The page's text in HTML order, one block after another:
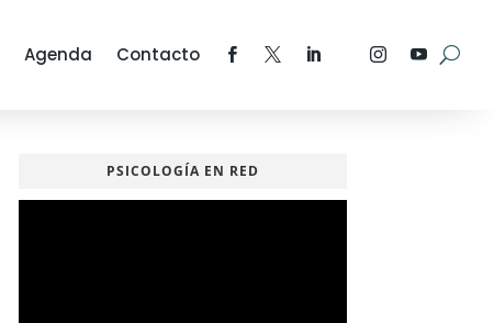
Agenda Contacto
PSICOLOGÍA EN RED